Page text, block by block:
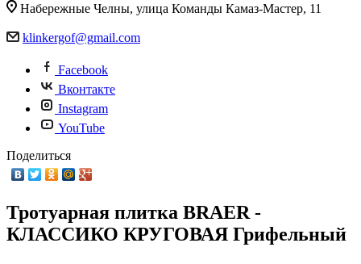
Набережные Челны, улица Команды Камаз-Мастер, 11
klinkergof@gmail.com
Facebook
Вконтакте
Instagram
YouTube
Поделиться
Тротуарная плитка BRAER -
КЛАССИКО КРУГОВАЯ Грифельный